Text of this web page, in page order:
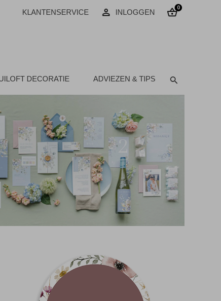
KLANTENSERVICE INLOGGEN
0
DECORATIE ADVIEZEN & TIPS